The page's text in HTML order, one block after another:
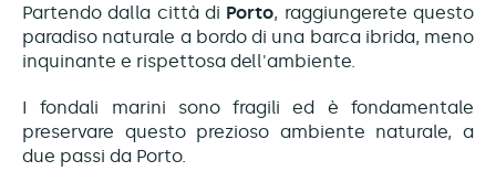
Partendo dalla città di Porto, raggiungerete questo
paradiso naturale a bordo di una barca ibrida, meno
inquinante e rispettosa dell'ambiente.
I fondali marini sono fragili ed è fondamentale
preservare questo prezioso ambiente naturale, a
due passi da Porto.